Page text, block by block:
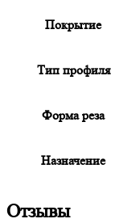
Покрытие
Тип профиля
Форма реза
Назначение
Отзывы